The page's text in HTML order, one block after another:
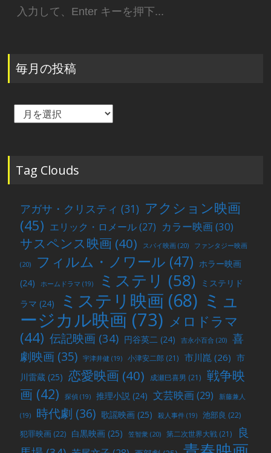
索:
毎月の投稿
毎
稿
Tag Clouds
アガサ・クリスティ (31) アクション映画
(45) エリック・ロメール(27) カラー映画(30)
サスペンス映画 (40) スパイ映画 (20) ファンタジー映画
(20) フィルム・ノワール (47) ホラー映画
(24)
ホームドラマ (19) ミステリ (58)
ミステリド
ラマ (24) ミステリ映画 (68) ミュ
ージカル映画 (73) メロドラマ
(44) 伝記映画 (34) 円谷英二 (24) 吉永小百合 (20)
喜
劇映画 (35) 宇津井健 (19) 小津安二郎 (21) 市川崑 (26) 市
川雷蔵 (25) 恋愛映画 (40) 成瀬巳喜男 (21)
戦争映
画 (42) 探偵 (19) 推理小説 (24) 文芸映画(29) 新藤兼人
(19) 時代劇 (36) 歌謡映画 (25) 殺人事件 (19) 池部良 (22)
犯罪映画 (22) 白黒映画 (25) 笠智衆 (20) 第二次世界大戦 (21)
良